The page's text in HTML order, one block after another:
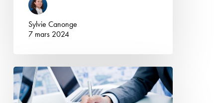
Sylvie Canonge
7 mars 2024
Fusion
et